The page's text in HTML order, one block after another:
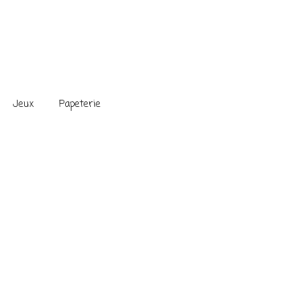
Jeux Papeterie